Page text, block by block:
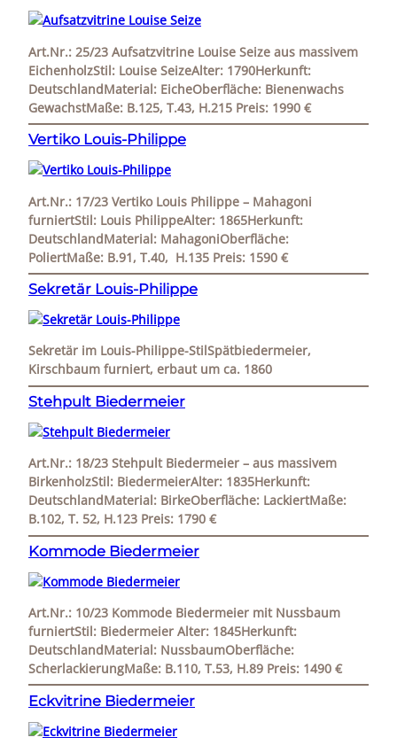
Art.Nr.: 25/23 Aufsatzvitrine Louise Seize aus massivem
EichenholzStil: Louise SeizeAlter: 1790Herkunft:
DeutschlandMaterial: EicheOberfläche: Bienenwachs
GewachstMaße: B.125, T.43, H.215 Preis: 1990 €
Vertiko Louis-Philippe
Art.Nr.: 17/23 Vertiko Louis Philippe – Mahagoni
furniertStil: Louis PhilippeAlter: 1865Herkunft:
DeutschlandMaterial: MahagoniOberfläche:
PoliertMaße: B.91, T.40, H.135 Preis: 1590 €
Sekretär Louis-Philippe
Sekretär im Louis-Philippe-StilSpätbiedermeier,
Kirschbaum furniert, erbaut um ca. 1860
Stehpult Biedermeier
Art.Nr.: 18/23 Stehpult Biedermeier – aus massivem
BirkenholzStil: BiedermeierAlter: 1835Herkunft:
DeutschlandMaterial: BirkeOberfläche: LackiertMaße:
B.102, T. 52, H.123 Preis: 1790 €
Kommode Biedermeier
Art.Nr.: 10/23 Kommode Biedermeier mit Nussbaum
furniertStil: Biedermeier Alter: 1845Herkunft:
DeutschlandMaterial: NussbaumOberfläche:
ScherlackierungMaße: B.110, T.53, H.89 Preis: 1490 €
Eckvitrine Biedermeier